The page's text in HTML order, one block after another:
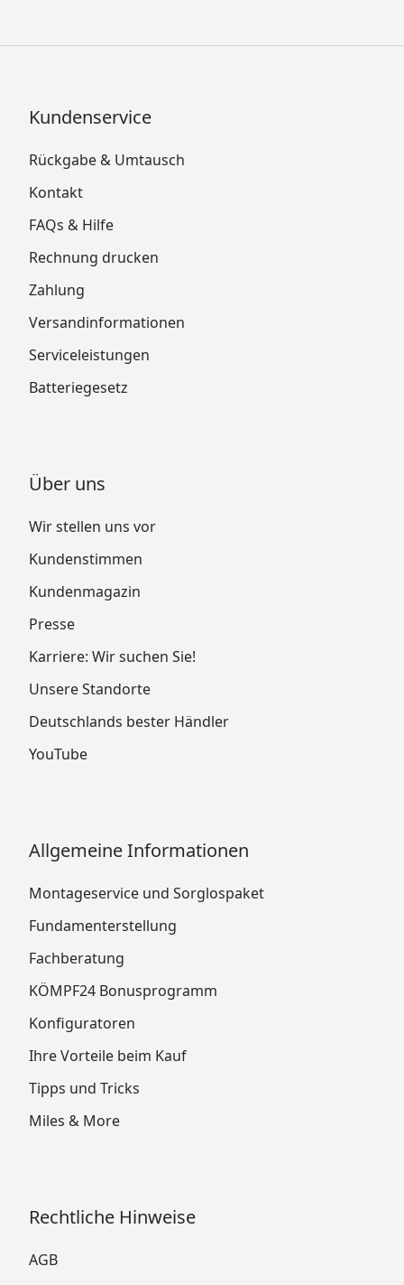
Kundenservice
Rückgabe & Umtausch
Kontakt
FAQs & Hilfe
Rechnung drucken
Zahlung
Versandinformationen
Serviceleistungen
Batteriegesetz
Über uns
Wir stellen uns vor
Kundenstimmen
Kundenmagazin
Presse
Karriere: Wir suchen Sie!
Unsere Standorte
Deutschlands bester Händler
YouTube
Allgemeine Informationen
Montageservice und Sorglospaket
Fundamenterstellung
Fachberatung
KÖMPF24 Bonusprogramm
Konfiguratoren
Ihre Vorteile beim Kauf
Tipps und Tricks
Miles & More
Rechtliche Hinweise
AGB